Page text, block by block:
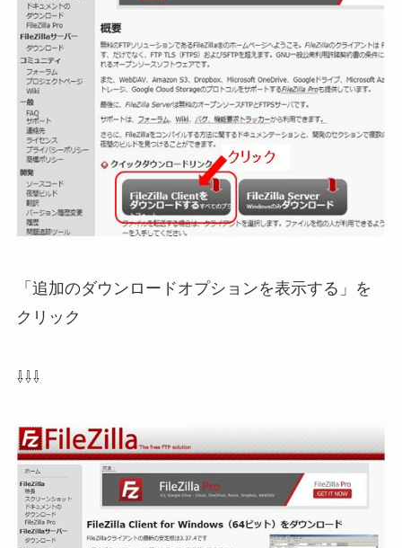
「追加のダウンロードオプションを表示する」を
クリック
⇩⇩⇩